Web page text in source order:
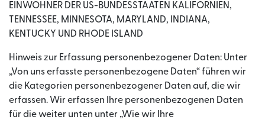
EINWOHNER DER US-BUNDESSTAATEN KALIFORNIEN,
TENNESSEE, MINNESOTA, MARYLAND, INDIANA,
KENTUCKY UND RHODE ISLAND
Hinweis zur Erfassung personenbezogener Daten: Unter
„Von uns erfasste personenbezogene Daten“ führen wir
die Kategorien personenbezogener Daten auf, die wir
erfassen. Wir erfassen Ihre personenbezogenen Daten
für die weiter unten unter „Wie wir Ihre